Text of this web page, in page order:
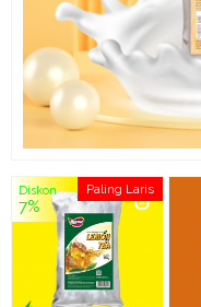
Paling Laris
Diskon
7%